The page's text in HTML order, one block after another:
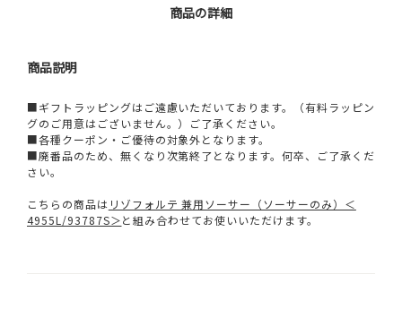
商品の詳細
商品説明
■ギフトラッピングはご遠慮いただいております。（有料ラッピン
グのご用意はございません。）ご了承ください。
■各種クーポン・ご優待の対象外となります。
■廃番品のため、無くなり次第終了となります。何卒、ご了承くだ
さい。
こちらの商品は リゾフォルテ 兼用ソーサー（ソーサーのみ）＜
4955L/93787S＞と組み合わせてお使いいただけます。